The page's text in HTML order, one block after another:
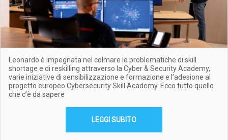
Leonardo è impegnata nel colmare le problematiche di skill
shortage e di reskilling attraverso la Cyber & Security Academy,
varie iniziative di sensibilizzazione e formazione e l’adesione al
progetto europeo Cybersecurity Skill Academy. Ecco tutto quello
che c’è da sapere
LEGGI SUBITO